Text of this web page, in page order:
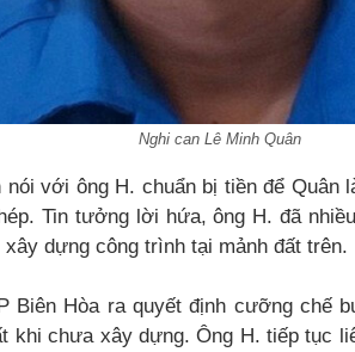
Nghi can Lê Minh Quân
nói với ông H. chuẩn bị tiền để
Tin tưởng lời hứa, ông H. đã
dựng công trình tại mảnh đất trên.
Biên Hòa ra quyết định cưỡng chế
khi chưa xây dựng. Ông H. tiếp tục